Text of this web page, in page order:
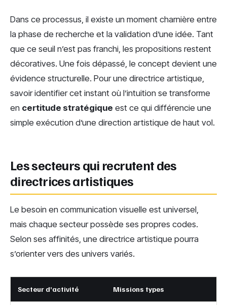
Dans ce processus, il existe un moment charnière entre
la phase de recherche et la validation d’une idée. Tant
que ce seuil n’est pas franchi, les propositions restent
décoratives. Une fois dépassé, le concept devient une
évidence structurelle. Pour une directrice artistique,
savoir identifier cet instant où l’intuition se transforme
en certitude stratégique est ce qui différencie une
simple exécution d’une direction artistique de haut vol.
Les secteurs qui recrutent des
directrices artistiques
Le besoin en communication visuelle est universel,
mais chaque secteur possède ses propres codes.
Selon ses affinités, une directrice artistique pourra
s’orienter vers des univers variés.
Secteur d’activité Missions types